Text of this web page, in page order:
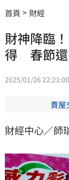
首頁 財經
財神降臨
得 春節還
2025/01/26 22:21:00
賣屋
財經中心／師